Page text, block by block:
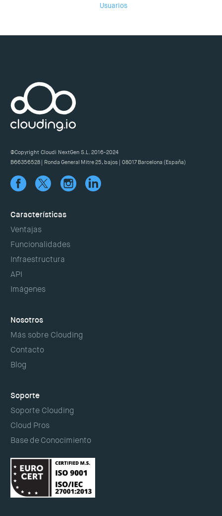
Usuarios
@Copyright Cloudi NextGen S.L. 2016-2024
B66356528 | Ronda General Mitre 25, bajos | 08017 Barcelona (España)
Características
Ventajas
Funcionalidades
Infraestructura
API
Imágenes
Nosotros
Más sobre Clouding
Contacto
Blog
Soporte
Soporte Clouding
Cloud Pros
Base de Conocimiento